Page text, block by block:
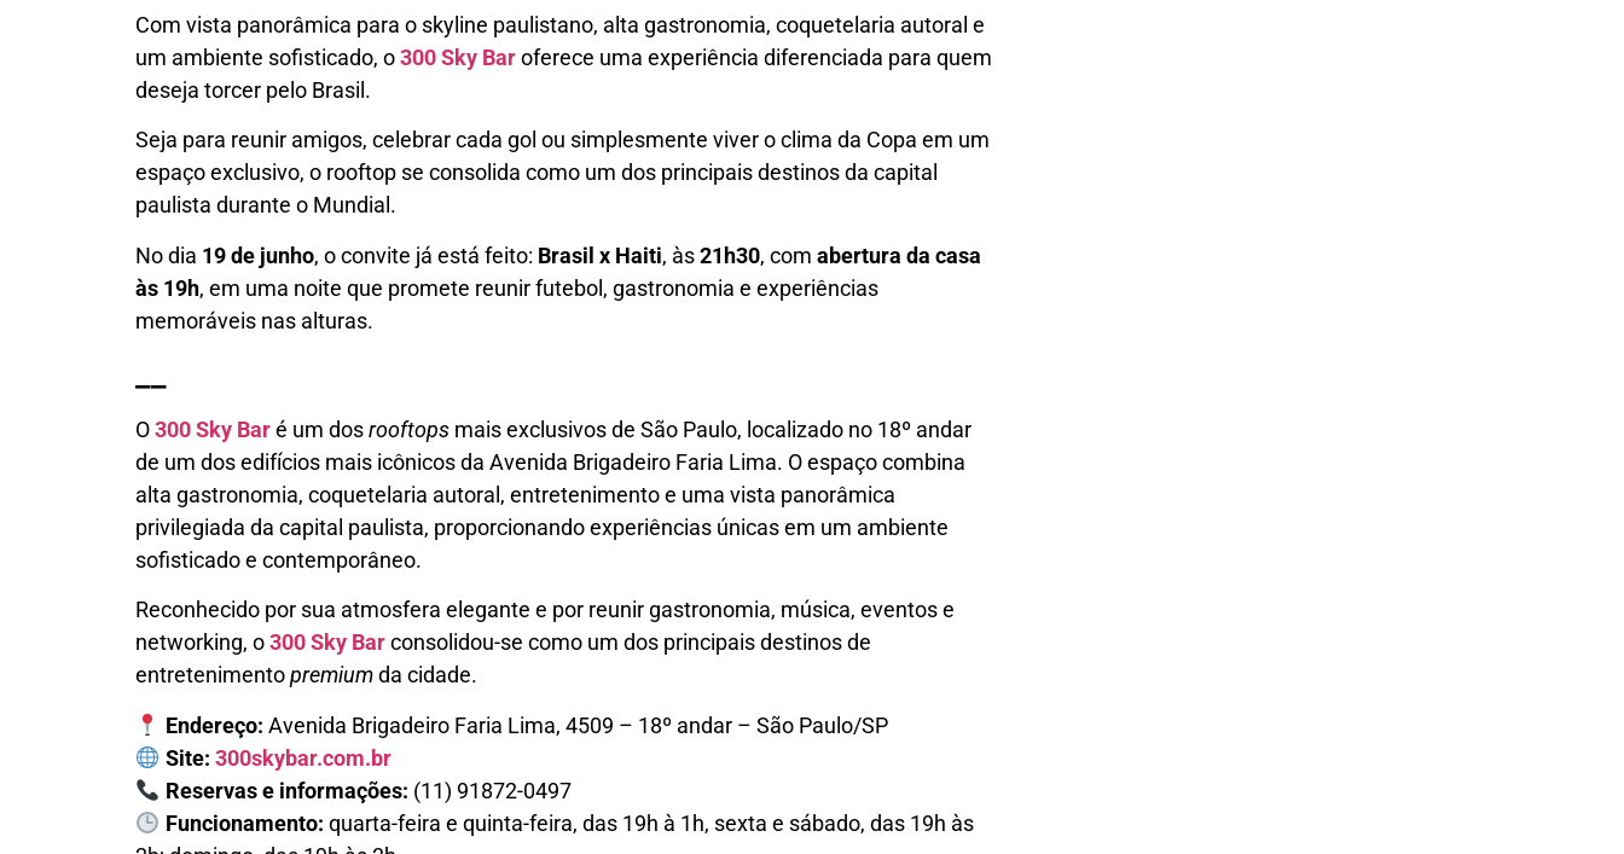
Com vista panorâmica para o skyline paulistano, alta gastronomia, coquetelaria autoral e
um ambiente sofisticado, o300 Sky Baroferece uma experiência diferenciada para quem
deseja torcer pelo Brasil.
Seja para reunir amigos, celebrar cada gol ou simplesmente viver o clima da Copa em um
espaço exclusivo, o rooftop se consolida como um dos principais destinos da capital
paulista durante o Mundial.
No dia 19 de junho, o convite já está feito: Brasil x Haiti, às21h30, com abertura da casa
às 19h, em uma noite que promete reunir futebol, gastronomia e experiências
memoráveis nas alturas.
O300 Sky Baré um dosrooftops mais exclusivos de São Paulo, localizado no 18º andar
de um dos edifícios mais icônicos da Avenida Brigadeiro Faria Lima. O espaço combina
alta gastronomia, coquetelaria autoral, entretenimento e uma vista panorâmica
privilegiada da capital paulista, proporcionando experiências únicas em um ambiente
sofisticado e contemporâneo.
Reconhecido por sua atmosfera elegante e por reunir gastronomia, música, eventos e
networking, o300 Sky Barconsolidou-se como um dos principais destinos de
entretenimentopremiumda cidade.
Endereço: Avenida Brigadeiro Faria Lima, 4509 – 18º andar – São Paulo/SP
Site: 300skybar.com.br
Reservas e informações: (11) 91872-0497
Funcionamento: quarta-feira e quinta-feira, das 19h à 1h, sexta e sábado, das 19h às